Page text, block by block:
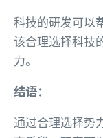
科技的研发可以
该合理选择科技
力。
结语：
通过合理选择势